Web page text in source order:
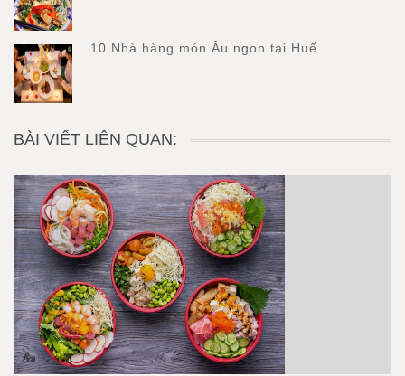
10 Nhà hàng món Âu ngon tại Huế
BÀI VIẾT LIÊN QUAN: